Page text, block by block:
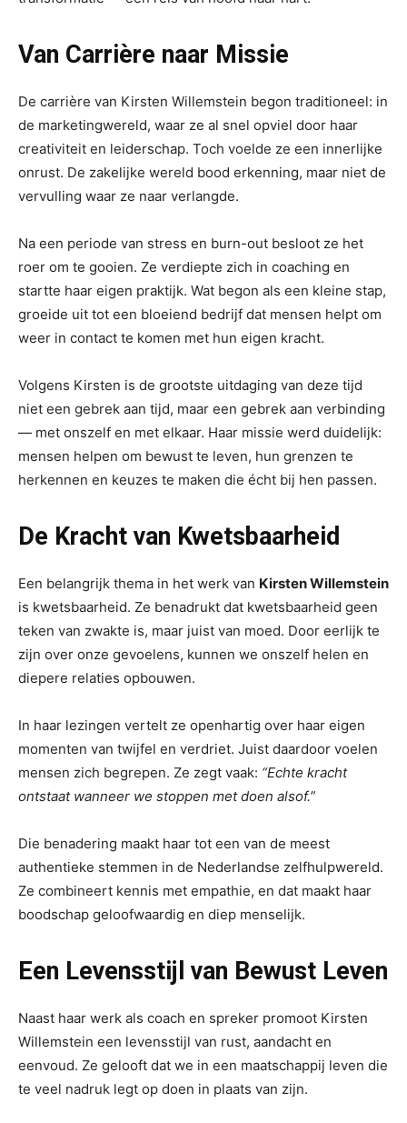
Van Carrière naar Missie
De carrière van Kirsten Willemstein begon traditioneel: in
de marketingwereld, waar ze al snel opviel door haar
creativiteit en leiderschap. Toch voelde ze een innerlijke
onrust. De zakelijke wereld bood erkenning, maar niet de
vervulling waar ze naar verlangde.
Na een periode van stress en burn-out besloot ze het
roer om te gooien. Ze verdiepte zich in coaching en
startte haar eigen praktijk. Wat begon als een kleine stap,
groeide uit tot een bloeiend bedrijf dat mensen helpt om
weer in contact te komen met hun eigen kracht.
Volgens Kirsten is de grootste uitdaging van deze tijd
niet een gebrek aan tijd, maar een gebrek aan verbinding
— met onszelf en met elkaar. Haar missie werd duidelijk:
mensen helpen om bewust te leven, hun grenzen te
herkennen en keuzes te maken die écht bij hen passen.
De Kracht van Kwetsbaarheid
Een belangrijk thema in het werk van Kirsten Willemstein
is kwetsbaarheid. Ze benadrukt dat kwetsbaarheid geen
teken van zwakte is, maar juist van moed. Door eerlijk te
zijn over onze gevoelens, kunnen we onszelf helen en
diepere relaties opbouwen.
In haar lezingen vertelt ze openhartig over haar eigen
momenten van twijfel en verdriet. Juist daardoor voelen
mensen zich begrepen. Ze zegt vaak: “Echte kracht
ontstaat wanneer we stoppen met doen alsof.”
Die benadering maakt haar tot een van de meest
authentieke stemmen in de Nederlandse zelfhulpwereld.
Ze combineert kennis met empathie, en dat maakt haar
boodschap geloofwaardig en diep menselijk.
Een Levensstijl van Bewust Leven
Naast haar werk als coach en spreker promoot Kirsten
Willemstein een levensstijl van rust, aandacht en
eenvoud. Ze gelooft dat we in een maatschappij leven die
te veel nadruk legt op doen in plaats van zijn.